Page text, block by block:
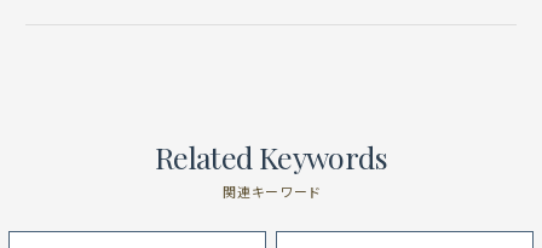
Related Keywords
関連キーワード